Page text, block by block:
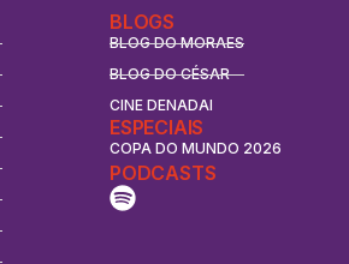
BLOGS
BLOG DO MORAES
BLOG DO CÉSAR
CINE DENADAI
ESPECIAIS
COPA DO MUNDO 2026
PODCASTS